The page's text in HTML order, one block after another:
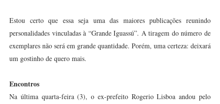
Estou certo que essa seja uma das maiores publicações reunindo
personalidades vinculadas à “Grande Iguassú”. A tiragem do número de
exemplares não será em grande quantidade. Porém, uma certeza: deixará
um gostinho de quero mais.
Encontros
Na última quarta-feira (3), o ex-prefeito Rogerio Lisboa andou pelo